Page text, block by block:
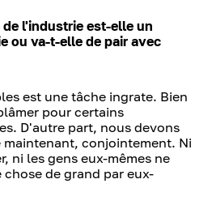
l'industrie est-elle un
ou va-t-elle de pair avec
est une tâche ingrate. Bien
pour certains
D'autre part, nous devons
maintenant, conjointement. Ni
ni les gens eux-mêmes ne
de grand par eux-